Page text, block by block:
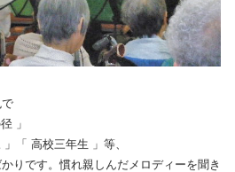
」
「 高校三年生 」等、
りです。慣れ親しんだメロディーを聞き